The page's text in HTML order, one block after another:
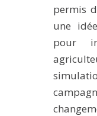
permis
une
pour